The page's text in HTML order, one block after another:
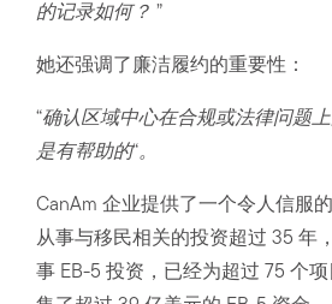
的记录如何？ ”
她还强调了廉洁履约的重要性：
“确认区域中心在合规或法律问题
是有帮助的“。
CanAm 企业提供了一个令人信服
从事与移民相关的投资超过 35 年
事 EB-5 投资，已经为超过 75 个